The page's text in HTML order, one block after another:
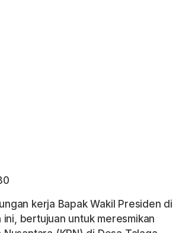
kerja Bapak Wakil Presiden di
bertujuan untuk meresmikan